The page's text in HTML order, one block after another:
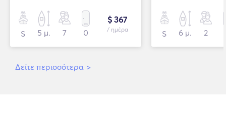
S 5 μ. 7 0
$ 367
/ ημέρα S 6 μ. 2
Δείτε περισσότερα >